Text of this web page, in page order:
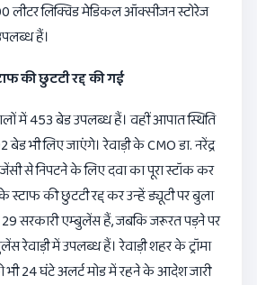
लीटर लिक्विड मेडिकल ऑक्सीजन स्टोरेज
हैं।
की छुटटी रद्द की गई
में 453 बेड उपलब्ध हैं। वहीं आपात स्थिति
भी लिए जाएंगे। रेवाड़ी के CMO डा. नरेंद्र
से निपटने के लिए दवा का पूरा स्टॉक कर
स्टाफ की छुटटी रद्द कर उन्हें ड्यूटी पर बुला
सरकारी एम्बुलेंस हैं, जबकि जरूरत पड़ने पर
रेवाड़ी में उपलब्ध हैं। रेवाड़ी शहर के ट्रॉमा
भी 24 घंटे अलर्ट मोड में रहने के आदेश जारी